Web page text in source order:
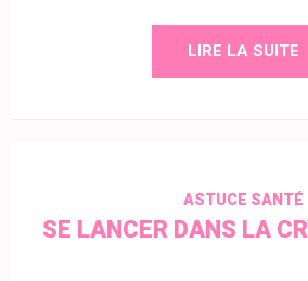
LIRE LA SUITE
ASTUCE SANTÉ
SE LANCER DANS LA